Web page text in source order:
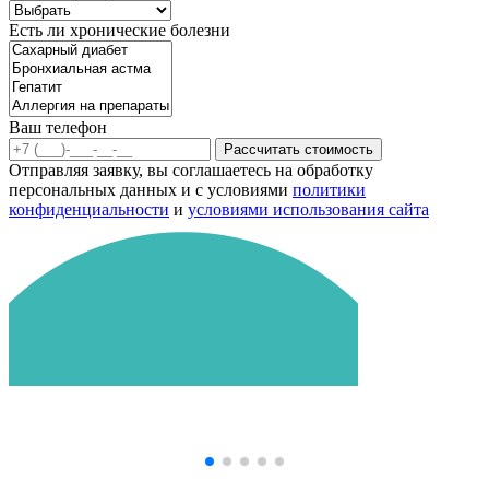
Есть ли хронические болезни
Ваш телефон
Рассчитать стоимость
Отправляя заявку, вы соглашаетесь на обработку
персональных данных и с условиями политики
конфиденциальности и условиями использования сайта